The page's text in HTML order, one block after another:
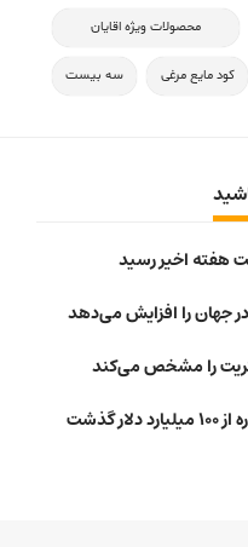
محصولات ویژه اقایان
کود مایع مرغی سه بیست
هفته اخیر رسید
جهان را افزایش می‌دهد
را مشخص می‌کند
گذشت